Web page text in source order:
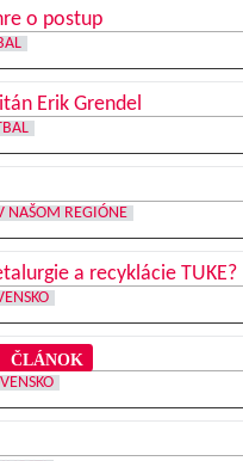
o postup
Erik Grendel
NAŠOM REGIÓNE
a recyklácie TUKE?